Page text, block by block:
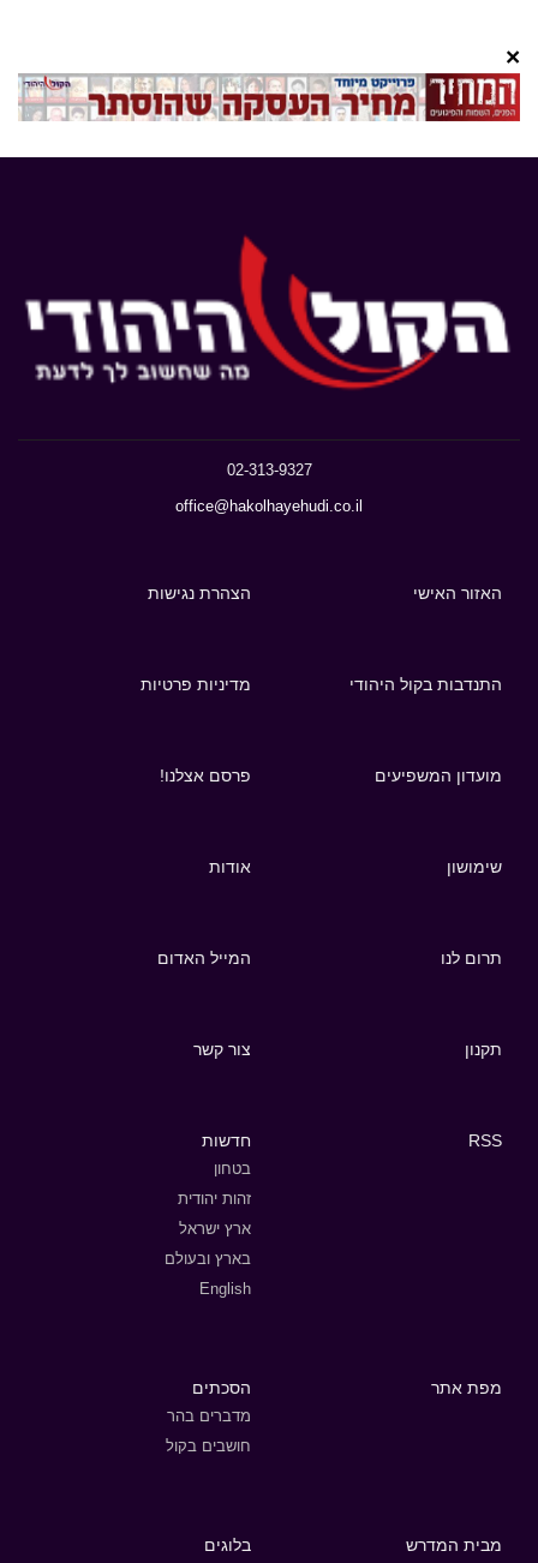
×
02-313-9327
office@hakolhayehudi.co.il
האזור האישי הצהרת נגישות
התנדבות בקול היהודי מדיניות פרטיות
מועדון המשפיעים פרסם אצלנו!
שימושון אודות
תרום לנו המייל האדום
תקנון צור קשר
RSS חדשות
בטחון
זהות יהודית
ארץ ישראל
בארץ ובעולם
English
מפת אתר הסכתים
מדברים בהר
חושבים בקול
מבית המדרש בלוגים